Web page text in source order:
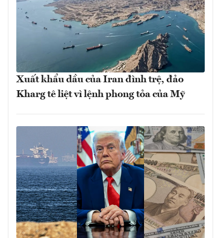
Xuất khẩu dầu của Iran đình trệ, đảo
Kharg tê liệt vì lệnh phong tỏa của Mỹ